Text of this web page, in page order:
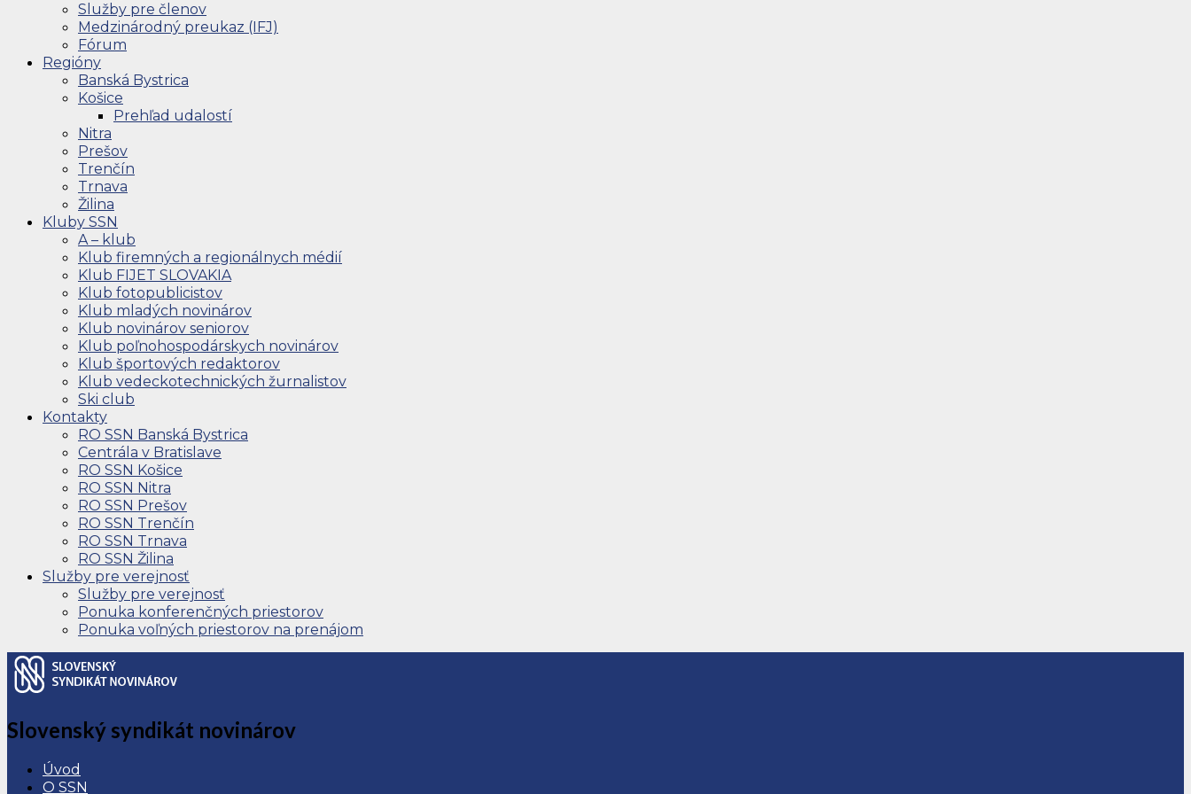
Služby pre členov
Medzinárodný preukaz (IFJ)
Fórum
Regióny
Banská Bystrica
Košice
Prehľad udalostí
Nitra
Prešov
Trenčín
Trnava
Žilina
Kluby SSN
A – klub
Klub firemných a regionálnych médií
Klub FIJET SLOVAKIA
Klub fotopublicistov
Klub mladých novinárov
Klub novinárov seniorov
Klub poľnohospodárskych novinárov
Klub športových redaktorov
Klub vedeckotechnických žurnalistov
Ski club
Kontakty
RO SSN Banská Bystrica
Centrála v Bratislave
RO SSN Košice
RO SSN Nitra
RO SSN Prešov
RO SSN Trenčín
RO SSN Trnava
RO SSN Žilina
Služby pre verejnosť
Služby pre verejnosť
Ponuka konferenčných priestorov
Ponuka voľných priestorov na prenájom
Slovenský syndikát novinárov
Úvod
O SSN